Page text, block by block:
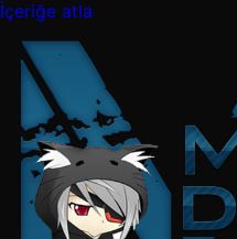
İçeriğe atla